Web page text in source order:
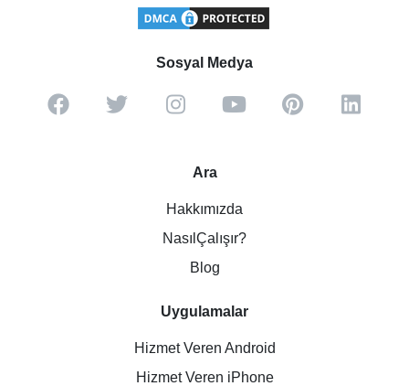
Sosyal Medya
Ara
Hakkımızda
NasılÇalışır?
Blog
Uygulamalar
Hizmet Veren Android
Hizmet Veren iPhone